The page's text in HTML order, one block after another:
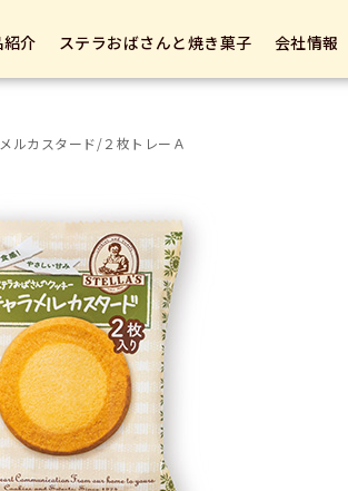
紹介 ステラおばさんと焼き菓子 会社情報
ルカスタード/２枚トレーＡ